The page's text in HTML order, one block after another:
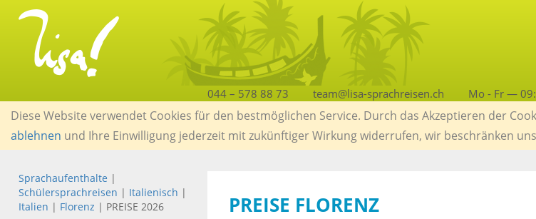
044 – 578 88 73 team@lisa-sprachreisen.ch Mo - Fr —
Diese Website verwendet Cookies für den bestmöglichen Service. Durch das Akzeptieren der
ablehnen und Ihre Einwilligung jederzeit mit zukünftiger Wirkung widerrufen, wir beschränken
Sprachaufenthalte |
Schülersprachreisen | Italienisch |
Italien | Florenz | PREISE 2026 PREISE FLORENZ